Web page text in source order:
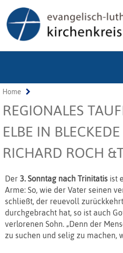
Home
REGIONALES
ELBE IN
RICHARD ROCH
Der 3. Sonntag nach Trinitatis ist
Arme: So, wie der Vater seinen
schließt, der reuevoll
durchgebracht hat, so ist auch
verlorenen Sohn. „Denn der
zu suchen und selig zu machen,